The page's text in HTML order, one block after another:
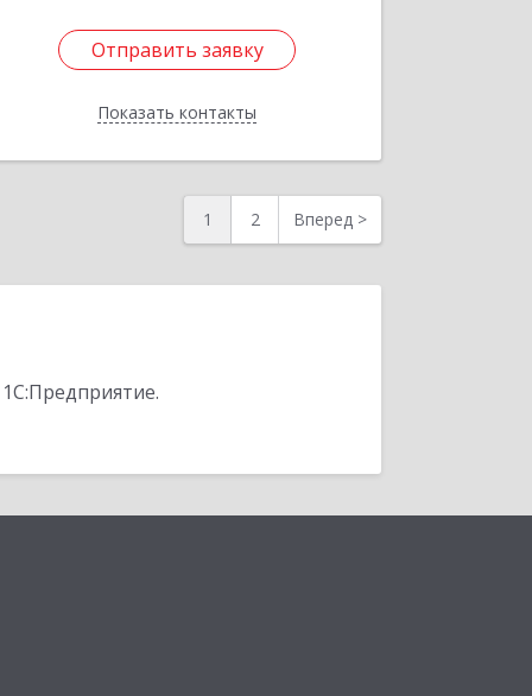
Отправить заявку
Показать контакты
Отправить заявку
Назад
1 2 Вперед >